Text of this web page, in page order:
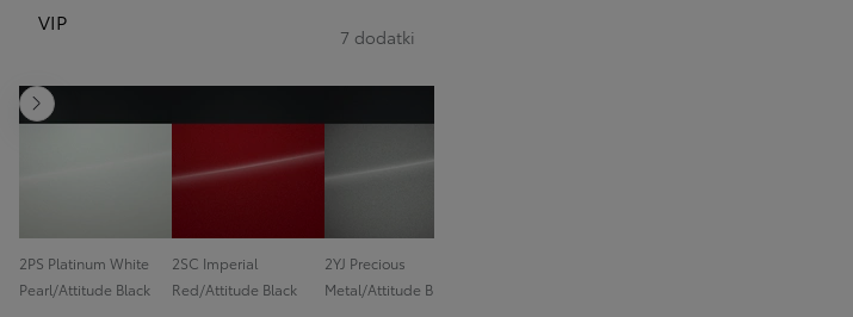
VIP
7 dodatki
Następny
2PS Platinum White
Pearl/Attitude Black
2SC Imperial
Red/Attitude Black
2YJ Precious
Metal/Attitude Black